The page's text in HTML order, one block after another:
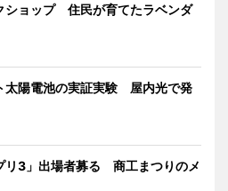
ショップ 住民が育てたラベンダ
太陽電池の実証実験 屋内光で発
リ3」出場者募る 商工まつりのメ